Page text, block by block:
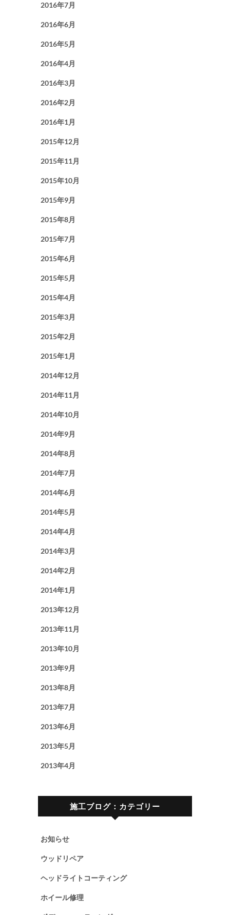
2016年7月
2016年6月
2016年5月
2016年4月
2016年3月
2016年2月
2016年1月
2015年12月
2015年11月
2015年10月
2015年9月
2015年8月
2015年7月
2015年6月
2015年5月
2015年4月
2015年3月
2015年2月
2015年1月
2014年12月
2014年11月
2014年10月
2014年9月
2014年8月
2014年7月
2014年6月
2014年5月
2014年4月
2014年3月
2014年2月
2014年1月
2013年12月
2013年11月
2013年10月
2013年9月
2013年8月
2013年7月
2013年6月
2013年5月
2013年4月
施工ブログ：カテゴリー
お知らせ
ウッドリペア
ヘッドライトコーティング
ホイール修理